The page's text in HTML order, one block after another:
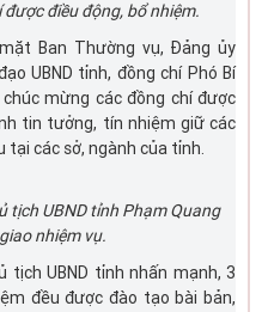
điều động, bổ nhiệm.
Ban Thường vụ, Đảng ủy
UBND tỉnh, đồng chí Phó Bí
mừng các đồng chí được
tin tưởng, tín nhiệm giữ các
các sở, ngành của tỉnh.
tịch UBND tỉnh Phạm Quang
nhiệm vụ.
tịch UBND tỉnh nhấn mạnh, 3
đều được đào tạo bài bản,